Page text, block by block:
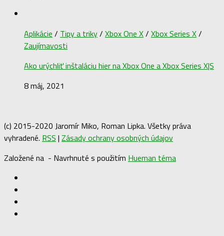
Aplikácie / Tipy a triky/ Xbox One X/ Xbox Series X/
Zaujímavosti
Ako urýchliť inštaláciu hier na Xbox One a Xbox Series X|S
8 máj, 2021
(c) 2015-2020 Jaromír Miko, Roman Lipka. Všetky práva
vyhradené. RSS | Zásady ochrany osobných údajov
Založené na - Navrhnuté s použitím Hueman téma